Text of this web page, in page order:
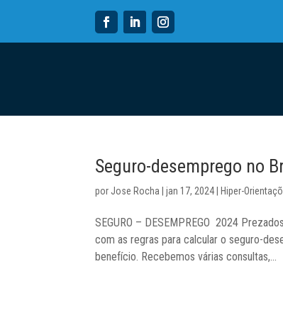
Seguro-desemprego no
por Jose Rocha |jan 17, 2024 Hiper-
SEGURO – DESEMPREGO 2024
com as regras para calcular o seguro-
benefício. Recebemos várias consultas,...